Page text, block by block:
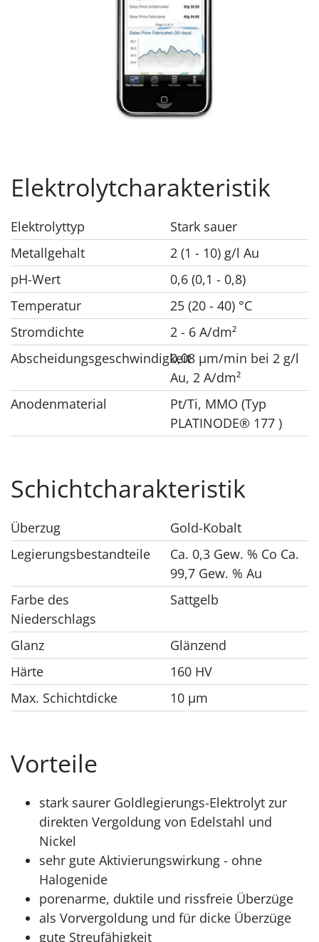
Elektrolytcharakteristik
Elektrolyttyp
Stark sauer
Metallgehalt
2 (1 - 10) g/l Au
pH-Wert
0,6 (0,1 - 0,8)
Temperatur
25 (20 - 40) °C
Stromdichte
2 - 6 A/dm²
Abscheidungsgeschwindigkeit0,08 μm/min bei 2 g/l
Au, 2 A/dm²
Anodenmaterial
Pt/Ti, MMO (Typ
PLATINODE® 177 )
Schichtcharakteristik
Überzug
Gold-Kobalt
Legierungsbestandteile
Ca. 0,3 Gew. % Co Ca.
99,7 Gew. % Au
Farbe des
Niederschlags
Sattgelb
Glanz
Glänzend
Härte
160 HV
Max. Schichtdicke
10 μm
Vorteile
stark saurer Goldlegierungs-Elektrolyt zur
direkten Vergoldung von Edelstahl und
Nickel
sehr gute Aktivierungswirkung - ohne
Halogenide
porenarme, duktile und rissfreie Überzüge
als Vorvergoldung und für dicke Überzüge
gute Streufähigkeit